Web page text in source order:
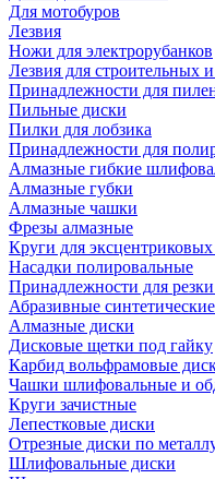
Для мотобуров
Лезвия
Ножи для электрорубанков
Лезвия для строительных
Принадлежности для
Пильные диски
Пилки для лобзика
Принадлежности для
Алмазные гибкие
Алмазные губки
Алмазные чашки
Фрезы алмазные
Круги для
Насадки полировальные
Принадлежности для
Абразивные
Алмазные диски
Дисковые щетки под гайку
Карбид вольфрамовые
Чашки шлифовальные и
Круги зачистные
Лепестковые диски
Отрезные диски по
Шлифовальные диски